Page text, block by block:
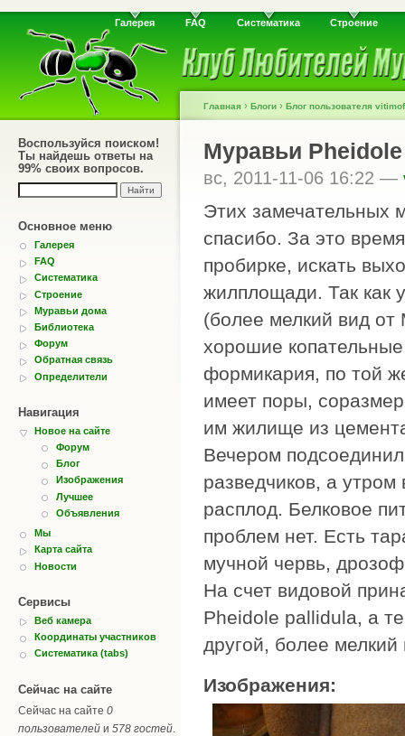
Галерея FAQ Систематика Строение
Воспользуйся поиском!
Ты найдешь ответы на
99% своих вопросов.
Основное меню
Галерея
FAQ
Систематика
Строение
Муравьи дома
Библиотека
Форум
Обратная связь
Определители
Навигация
Новое на сайте
Форум
Блог
Изображения
Лучшее
Объявления
Мы
Карта сайта
Новости
Сервисы
Веб камера
Координаты участников
Систематика (tabs)
Сейчас на сайте
Сейчас на сайте 0
пользователей и 578 гостей
Главная › Блоги › Блог пользователя vitimof
Муравьи
вс, 2011-11-06 16:22 —
Этих замечательных
спасибо. За это
пробирке, искать
жилплощади. Так как
(более мелкий вид от
хорошие копательные
формикария, по той
имеет поры,
им жилище из
Вечером
разведчиков, а
расплод. Белковое
проблем нет. Есть
мучной червь,
На счет видовой
Pheidole pallidula, а
другой, более мелкий
Изображения: